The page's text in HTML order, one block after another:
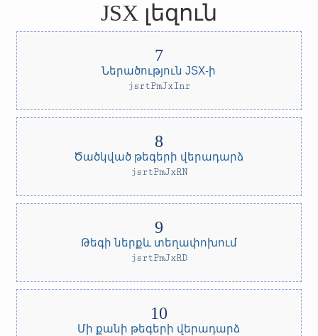
JSX լեզուն
Ներածություն JSX-ի
jsrtPmJxInr
Ծածկված թեգերի վերադարձ
jsrtPmJxRN
Թեգի ներքև տեղափոխում
jsrtPmJxRD
Մի քանի թեգերի վերադարձ